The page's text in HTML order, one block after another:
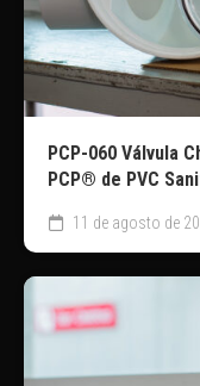
PCP-060 Válvula
PCP® de PVC
11 de agosto de